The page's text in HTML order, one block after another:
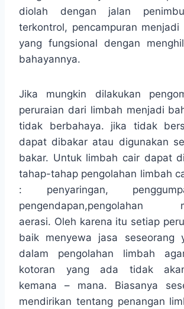
diolah dengan jalan
terkontrol, pencampuran
yang fungsional dengan
bahayannya.
Jika mungkin dilakukan
peruraian dari limbah menjadi
tidak berbahaya. jika tidak
dapat dibakar atau digunakan
bakar. Untuk limbah cair dapat
tahap-tahap pengolahan limbah
: penyaringan,
pengendapan,pengolahan
aerasi. Oleh karena itu setiap
baik menyewa jasa seseorang
dalam pengolahan limbah
kotoran yang ada tidak
kemana – mana. Biasanya
mendirikan tentang penangan